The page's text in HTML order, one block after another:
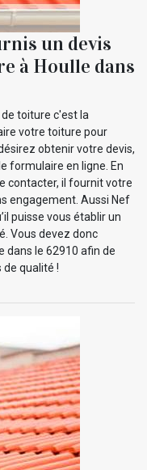
un devis
à Houlle dans
toiture c'est la
votre toiture pour
obtenir votre devis,
formulaire en ligne. En
contacter, il fournit votre
engagement. Aussi Nef
puisse vous établir un
Vous devez donc
dans le 62910 afin de
qualité !